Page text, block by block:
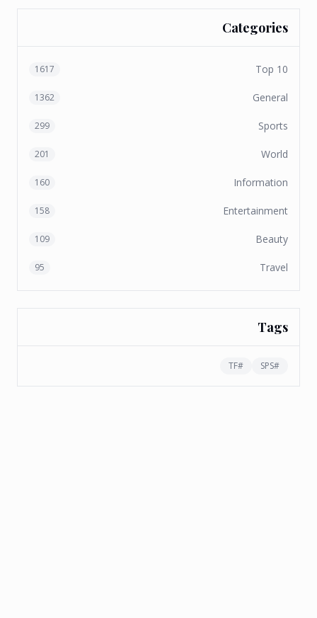
Categories
Top 10
1617
General
1362
Sports
299
World
201
Information
160
Entertainment
158
Beauty
109
Travel
95
Tags
#
SPS
#
TF